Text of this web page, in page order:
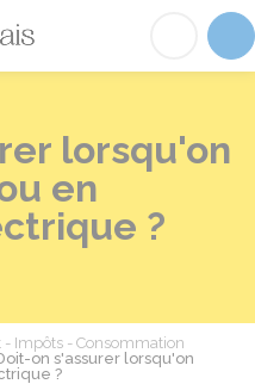
Fréville-du-
lorsqu'on
en
?
- Impôts - Consommation
on s'assurer lorsqu'on
?